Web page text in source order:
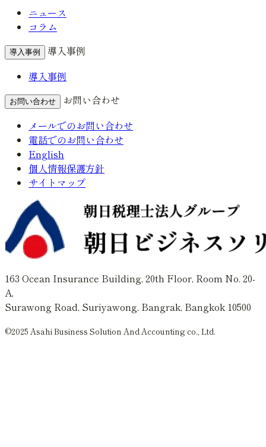
ニュース
コラム
導入事例
導入事例
導入事例
お問い合わせ
お問い合わせ
メールでのお問い合わせ
電話でのお問い合わせ
English
個人情報保護方針
サイトマップ
163 Ocean Insurance Building, 20th Floor, Room No. 20-
A,
Surawong Road, Suriyawong, Bangrak, Bangkok 10500
©2025 Asahi Business Solution And Accounting co., Ltd.